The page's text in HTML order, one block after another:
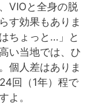
VIOと全身の脱
す効果もありま
ちょっと…」と
い当地では、ひ
個人差はありま
回（1年）程で
よ。